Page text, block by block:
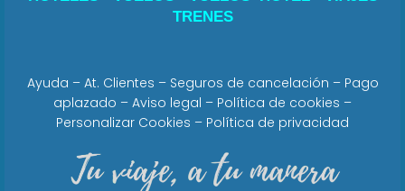
TRENES
Ayuda – At. Clientes – Seguros de cancelación – Pago
aplazado – Aviso legal – Política de cookies –
Personalizar Cookies – Política de privacidad